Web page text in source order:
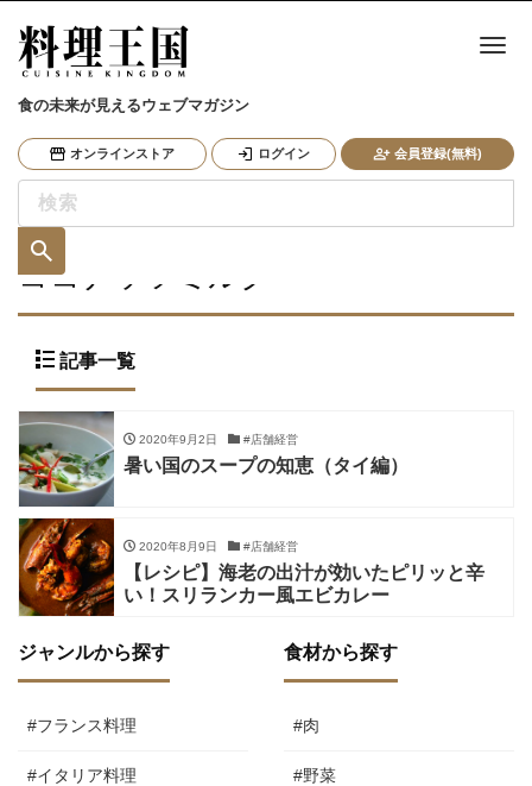
食の未来が見えるウェブマガジン
オンラインストア ログイン 会員登録(無料)
ナ
ココナッツミルク
記事一覧
2020年9月2日 #店舗経営
暑い国のスープの知恵（タイ編）
2020年8月9日 #店舗経営
【レシピ】海老の出汁が効いたピリッと辛
い！スリランカー風エビカレー
ジャンルから探す
#フランス料理
#イタリア料理
食材から探す
#肉
#野菜